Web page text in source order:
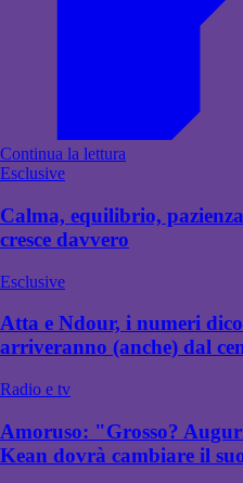
Continua la lettura
Esclusive
Calma, equilibrio,
cresce davvero
Esclusive
Atta e Ndour, i numeri
arriveranno (anche) dal
Radio e tv
Amoruso: "Grosso?
Kean dovrà cambiare il